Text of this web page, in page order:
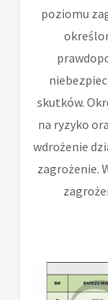
poziomu
skutków.
na ryzyko
wdrożenie
zagrożenie.